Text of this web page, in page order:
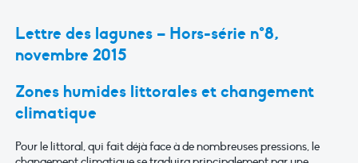
Lettre des lagunes – Hors-série n°8,
novembre 2015
Zones humides littorales et changement
climatique
Pour le littoral, qui fait déjà face à de nombreuses pressions, le